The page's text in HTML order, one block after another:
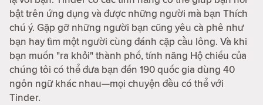
bật trên ứng dụng và được những người mà bạn Thích
chú ý. Gặp gỡ những người bạn cũng yêu cà phê như
bạn hay tìm một người cùng đánh cặp cầu lông. Và khi
bạn muốn "ra khỏi" thành phố, tính năng Hộ chiếu của
chúng tôi có thể đưa bạn đến 190 quốc gia dùng 40
ngôn ngữ khác nhau—mọi chuyện đều có thể với
Tinder.